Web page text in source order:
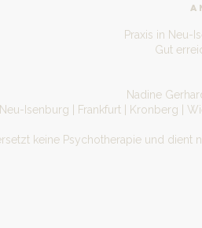
Praxis in Neu-
Gut
Nadine
Neu-Isenburg | Frankfurt | Kronberg |
keine Psychotherapie und dient